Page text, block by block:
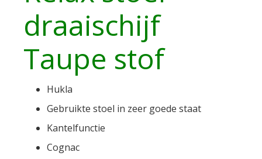
draaischijf
Taupe stof
Hukla
Gebruikte stoel in zeer goede staat
Kantelfunctie
Cognac